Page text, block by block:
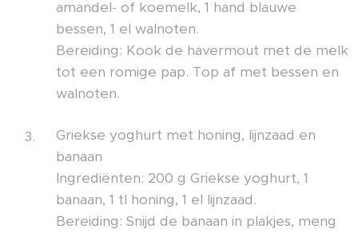
amandel- of koemelk, 1 hand blauwe
bessen, 1 el walnoten.
Bereiding: Kook de havermout met de melk
tot een romige pap. Top af met bessen en
walnoten.
Griekse yoghurt met honing, lijnzaad en
banaan
Ingrediënten: 200 g Griekse yoghurt, 1
banaan, 1 tl honing, 1 el lijnzaad.
Bereiding: Snijd de banaan in plakjes, meng